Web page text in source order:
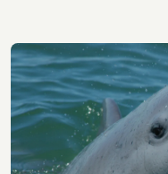
Imagen